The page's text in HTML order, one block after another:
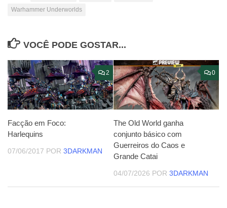
Warhammer Underworlds
VOCÊ PODE GOSTAR...
2
Facção em Foco:
Harlequins
07/06/2017 POR 3DARKMAN
0
The Old World ganha
conjunto básico com
Guerreiros do Caos e
Grande Catai
04/07/2026 POR 3DARKMAN